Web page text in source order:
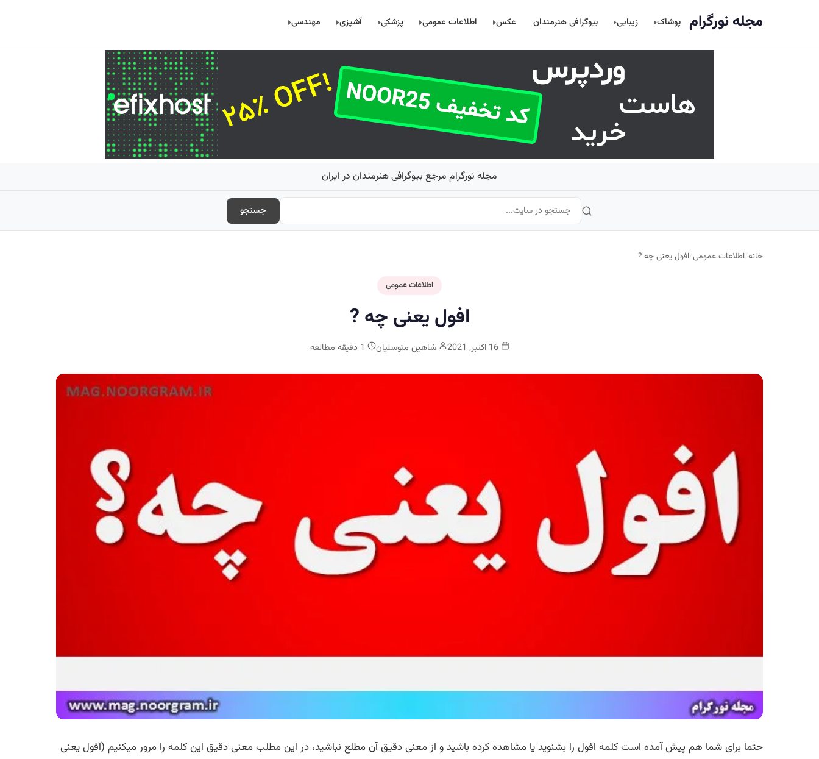
مجله نورگرام پوشاک زیبایی بیوگرافی هنرمندان عکس اطلاعات عمومی پزشکی آشپزی مهندسی
مجله نورگرام مرجع بیوگرافی هنرمندان در ایران
جستجو
خانه/اطلاعات عمومی/افول یعنی چه ?
اطلاعات عمومی
افول یعنی چه ?
16 اکتبر, 2021 شاهین متوسلیان
حتما برای شما هم پیش آمده است کلمه افول را بشنوید یا مشاهده کرده باشید و از معنی دقیق آن مطلع نباشید، در این مطلب معنی دقیق این کلمه را مرور میکنیم (افول یعنی